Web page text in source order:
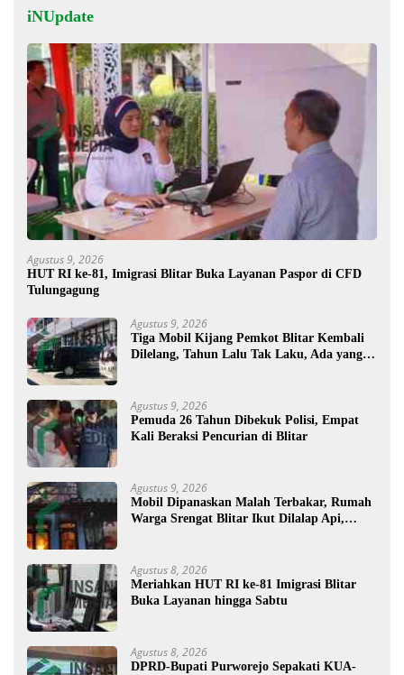
iNUpdate
Agustus 9, 2026
HUT RI ke-81, Imigrasi Blitar Buka Layanan Paspor di CFD
Tulungagung
Agustus 9, 2026
Tiga Mobil Kijang Pemkot Blitar Kembali
Dilelang, Tahun Lalu Tak Laku, Ada yang
Agustus 9, 2026
Pemuda 26 Tahun Dibekuk Polisi, Empat
Kali Beraksi Pencurian di Blitar
Agustus 9, 2026
Mobil Dipanaskan Malah Terbakar, Rumah
Warga Srengat Blitar Ikut Dilalap Api,
Agustus 8, 2026
Meriahkan HUT RI ke-81 Imigrasi Blitar
Buka Layanan hingga Sabtu
Agustus 8, 2026
DPRD-Bupati Purworejo Sepakati KUA-